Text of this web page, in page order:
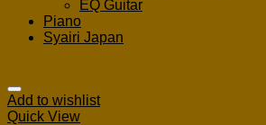
EQ Guitar
Piano
Syairi Japan
Add to wishlist
Quick View